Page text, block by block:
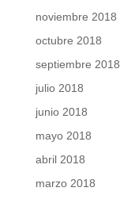
noviembre 2018
octubre 2018
septiembre 2018
julio 2018
junio 2018
mayo 2018
abril 2018
marzo 2018